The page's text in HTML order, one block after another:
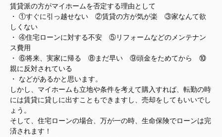
賃貸派の方がマイホームを否定する理由として
・ ①すぐに引っ越せない ②賃貸の方が気が楽 ③家なんて欲
しくない
・ ④住宅ローンに対する不安 ⑤リフォームなどのメンテナン
ス費用
・ ⑥将来、実家に帰る ⑧まだ早い ⑨頭金をためてから ⑩
親に反対されている
・ などがあるかと思います。
しかし、マイホームも立地や条件を考えて購入すれば、転勤の時
には賃貸に貸しに出すこともできますし、売却をしてもいいでし
ょう。
そして、住宅ローンの場合、万が一の時、生命保険でローンは完
済されます！